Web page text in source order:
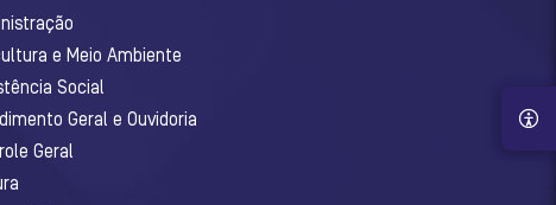
e Meio Ambiente
Social
Geral e Ouvidoria
Geral